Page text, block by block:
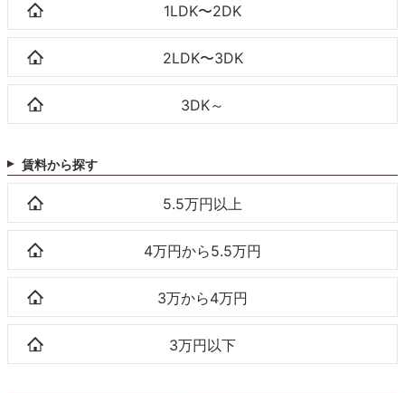
1LDK〜2DK
2LDK〜3DK
3DK～
賃料から探す
5.5万円以上
4万円から5.5万円
3万から4万円
3万円以下